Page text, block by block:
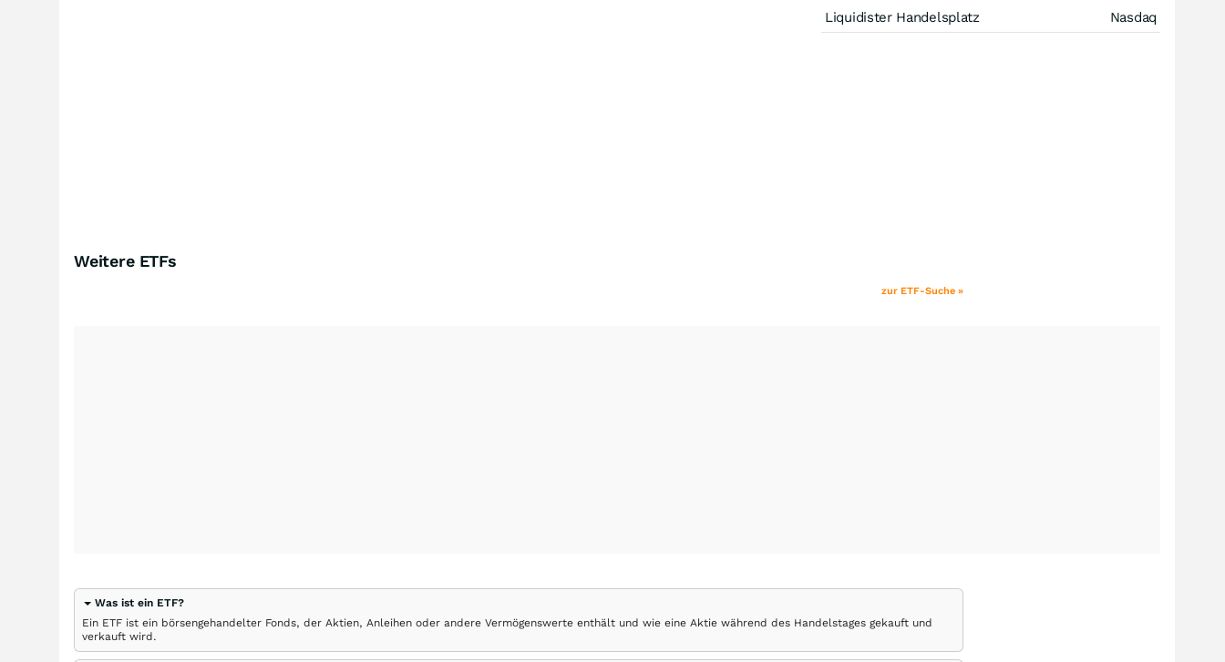
Liquidister Handelsplatz Nasdaq
Weitere ETFs
zur ETF-Suche »
Was ist ein ETF?
Ein ETF ist ein börsengehandelter Fonds, der Aktien, Anleihen oder andere Vermögenswerte enthält und wie eine Aktie während des Handelstages gekauft und
verkauft wird.